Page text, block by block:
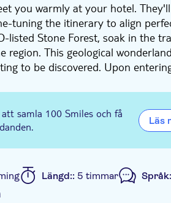
you warmly at your hotel.
tuning the itinerary to align
listed Stone Forest, soak in the
region. This geological
to be discovered. Upon
board a battery-operated
Each uniquely shaped
will not only unveil the
to the charming Small
unearth the hidden treasures
tour to suit your pace and
for you, promising an
samla 100 Smiles och få
Läs
Längd:: 5 timmar Språk: